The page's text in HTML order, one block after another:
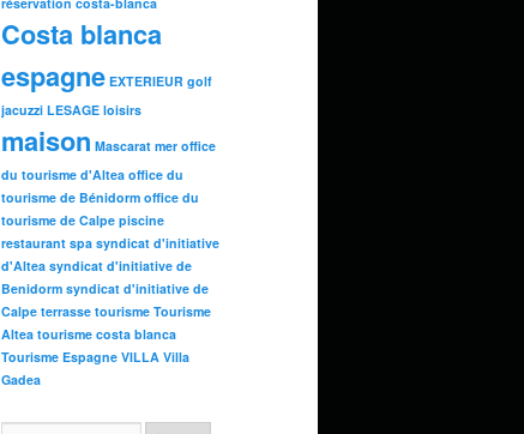
Costa blanca
espagne EXTERIEUR golf
jacuzzi LESAGE loisirs
maison Mascarat mer office
du tourisme d'Altea office du
tourisme de Bénidorm office du
tourisme de Calpe piscine
restaurant spa syndicat d'initiative
d'Altea syndicat d'initiative de
Benidorm syndicat d'initiative de
Calpe terrasse tourisme Tourisme
Altea tourisme costa blanca
Tourisme Espagne VILLA Villa
Gadea